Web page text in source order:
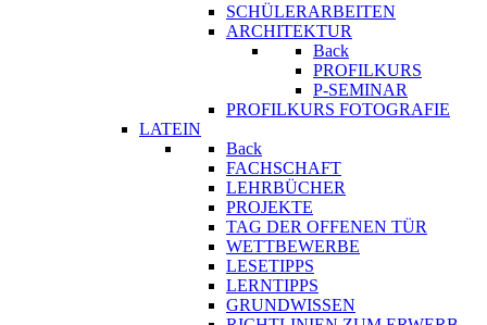
SCHÜLERARBEITEN
ARCHITEKTUR
Back
PROFILKURS
P-SEMINAR
PROFILKURS FOTOGRAFIE
LATEIN
Back
FACHSCHAFT
LEHRBÜCHER
PROJEKTE
TAG DER OFFENEN TÜR
WETTBEWERBE
LESETIPPS
LERNTIPPS
GRUNDWISSEN